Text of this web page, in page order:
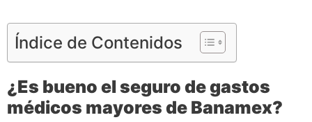
Índice de Contenidos
¿Es bueno el seguro de gastos
médicos mayores de Banamex?